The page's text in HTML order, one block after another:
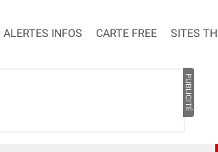
ALERTES INFOS CARTE FREE SITES
PUBLICITÉ